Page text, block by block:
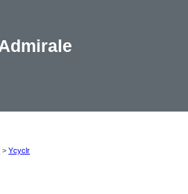
>Ycyclr